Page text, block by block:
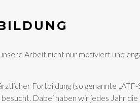
Arbeit nicht nur motiviert und
Fortbildung (so genannte
Dabei haben wir jedes Jahr